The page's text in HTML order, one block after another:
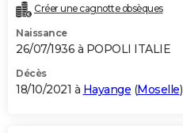
Créer une cagnotte obsèques
Naissance
26/07/1936 à POPOLI ITALIE
Décès
18/10/2021 à Hayange (Moselle)